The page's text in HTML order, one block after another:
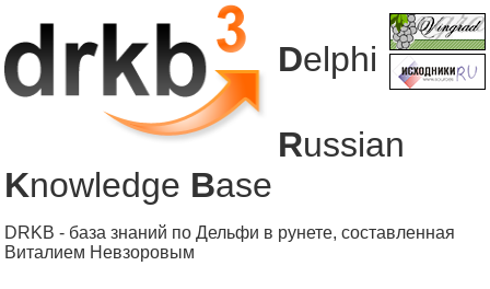
Delphi
Russian
Knowledge Base
DRKB - база знаний по Дельфи в рунете, составленная
Виталием Невзоровым